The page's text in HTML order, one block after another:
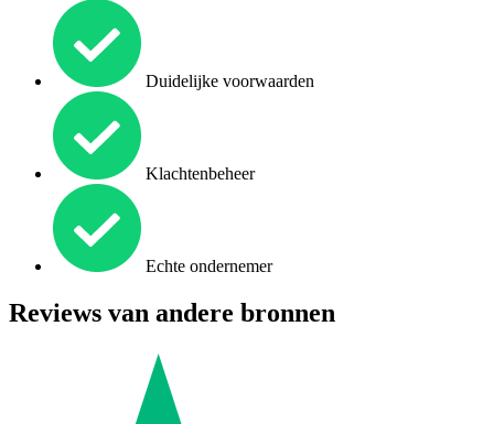
Duidelijke voorwaarden
Klachtenbeheer
Echte ondernemer
Reviews van andere bronnen